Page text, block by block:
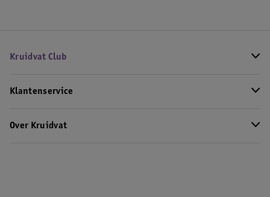
Kruidvat Club
Klantenservice
Over Kruidvat